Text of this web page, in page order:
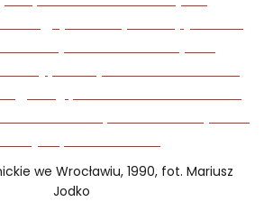
we Wrocławiu, 1990, fot. Mariusz
Jodko